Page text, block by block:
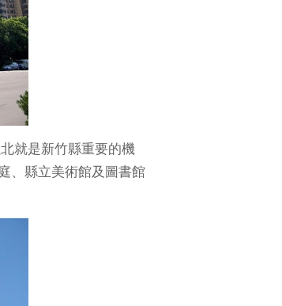
就是新竹縣重要的機
、縣立美術館及圖書館